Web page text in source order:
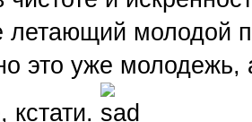
летающий молодой
это уже
кстати.